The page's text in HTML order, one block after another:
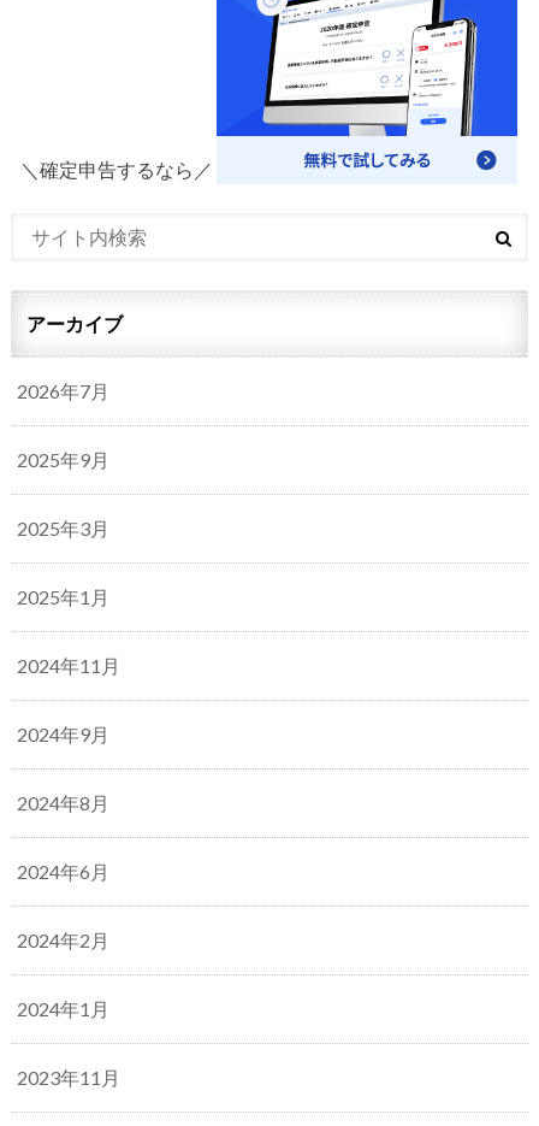
＼確定申告するなら／
アーカイブ
2026年7月
2025年9月
2025年3月
2025年1月
2024年11月
2024年9月
2024年8月
2024年6月
2024年2月
2024年1月
2023年11月